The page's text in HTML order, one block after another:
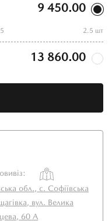
9 450.00
2.5 шт
13 860.00
обл., с. Софіївська
вул. Велика
60 А